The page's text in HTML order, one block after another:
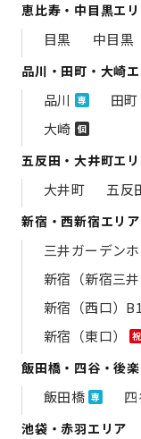
恵比寿・中目黒エ
目黒 中目黒
品川・田町・大崎
品川 専 田町
大崎 個
五反田・大井町エ
大井町 五反
新宿・西新宿エリア
三井ガーデン
新宿（新宿三井
新宿（西口）
新宿（東口）
祝
飯田橋・四谷・後
飯田橋 専
池袋・赤羽エリア